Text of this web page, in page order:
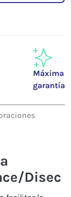
Máxima
garantía
Disec